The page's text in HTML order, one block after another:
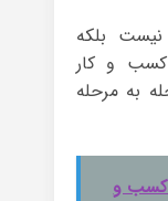
نیست بلکه
و کار
به مرحله
کسب و